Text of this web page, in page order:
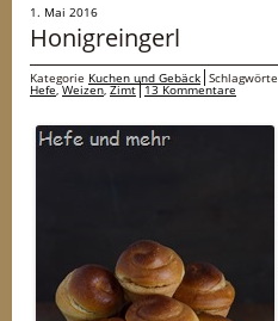
1. Mai 2016
Honigreingerl
Kategorie Kuchen und Gebäck
Hefe,Weizen,Zimt 13 Kommentare